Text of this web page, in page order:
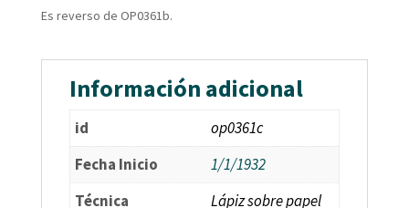
Es reverso de OP0361b.
Información adicional
id
op0361c
Fecha Inicio
1/1/1932
Técnica
Lápiz sobre papel